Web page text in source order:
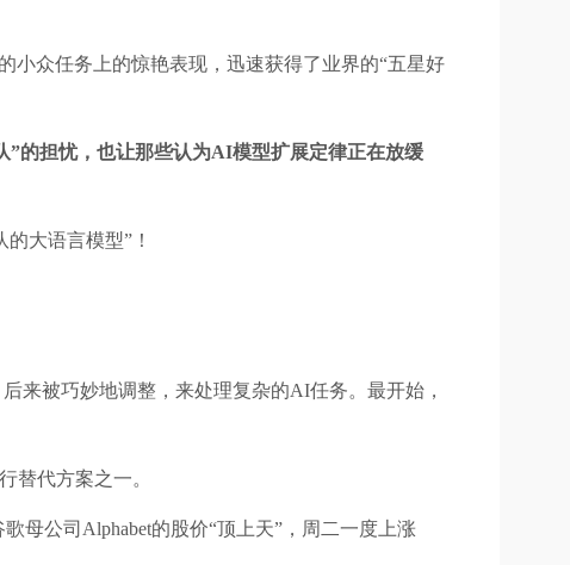
小众任务上的惊艳表现，迅速获得了业界的“五星好
”的担忧，也让那些认为AI模型扩展定律正在放缓
大语言模型”！
来被巧妙地调整，来处理复杂的AI任务。最开始，
替代方案之一。
母公司Alphabet的股价“顶上天”，周二一度上涨